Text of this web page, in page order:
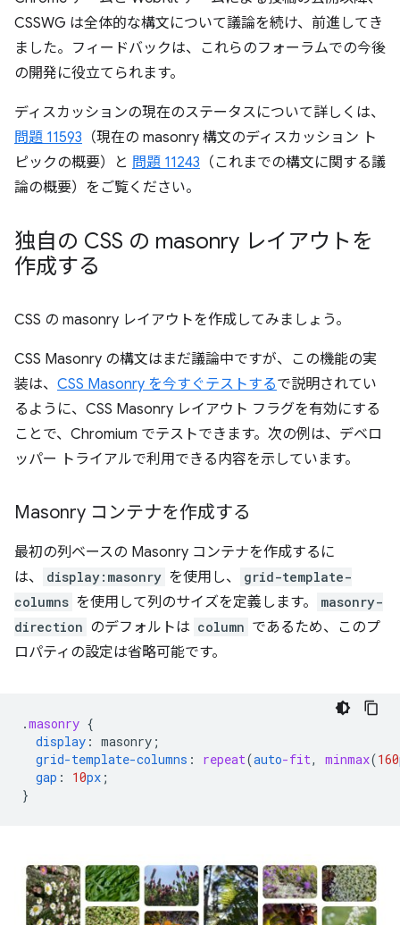
CSSWG は全体的な構文について議論を続け、前進してき
ました。フィードバックは、これらのフォーラムでの今後
の開発に役立てられます。
ディスカッションの現在のステータスについて詳しくは、
問題 11593 （現在の masonry 構文のディスカッション ト
ピックの概要）と 問題 11243 （これまでの構文に関する議
論の概要）をご覧ください。
独自の CSS の masonry レイアウトを
作成する
CSS の masonry レイアウトを作成してみましょう。
CSS Masonry の構文はまだ議論中ですが、この機能の実
装は、 CSS Masonry を今すぐテストするで説明されてい
るように、CSS Masonry レイアウト フラグを有効にする
ことで、Chromium でテストできます。次の例は、デベロ
ッパー トライアルで利用できる内容を示しています。
Masonry コンテナを作成する
最初の列ベースの Masonry コンテナを作成するに
は、
display:masonry を使用し、
grid-template-
columns を使用して列のサイズを定義します。
masonry-
direction のデフォルトは column であるため、このプ
ロパティの設定は省略可能です。
.masonry {
display : masonry ;
grid-template-columns : repeat(auto-fit, minmax(160
gap : 10px ;
}